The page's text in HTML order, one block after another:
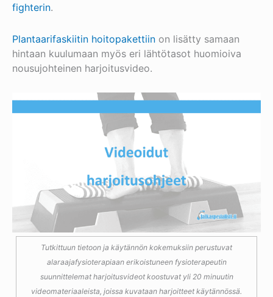
fighterin.
Plantaarifaskiitin hoitopakettiin on lisätty samaan
hintaan kuulumaan myös eri lähtötasot huomioiva
nousujohteinen harjoitusvideo.
Tutkittuun tietoon ja käytännön kokemuksiin perustuvat
alaraajafysioterapiaan erikoistuneen fysioterapeutin
suunnittelemat harjoitusvideot koostuvat yli 20 minuutin
videomateriaaleista, joissa kuvataan harjoitteet käytännössä.